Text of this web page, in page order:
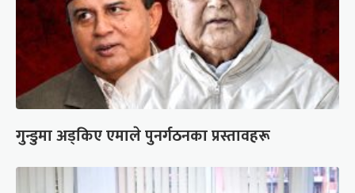
गुन्डुमा अड्किए एमाले पुनर्गठनका प्रस्तावहरू